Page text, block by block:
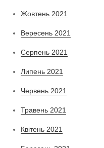
Жовтень 2021
Вересень 2021
Серпень 2021
Липень 2021
Червень 2021
Травень 2021
Квітень 2021